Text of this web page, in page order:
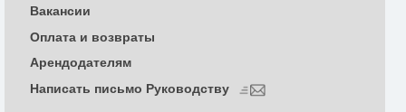
Вакансии
Оплата и возвраты
Арендодателям
Написать письмо Руководству